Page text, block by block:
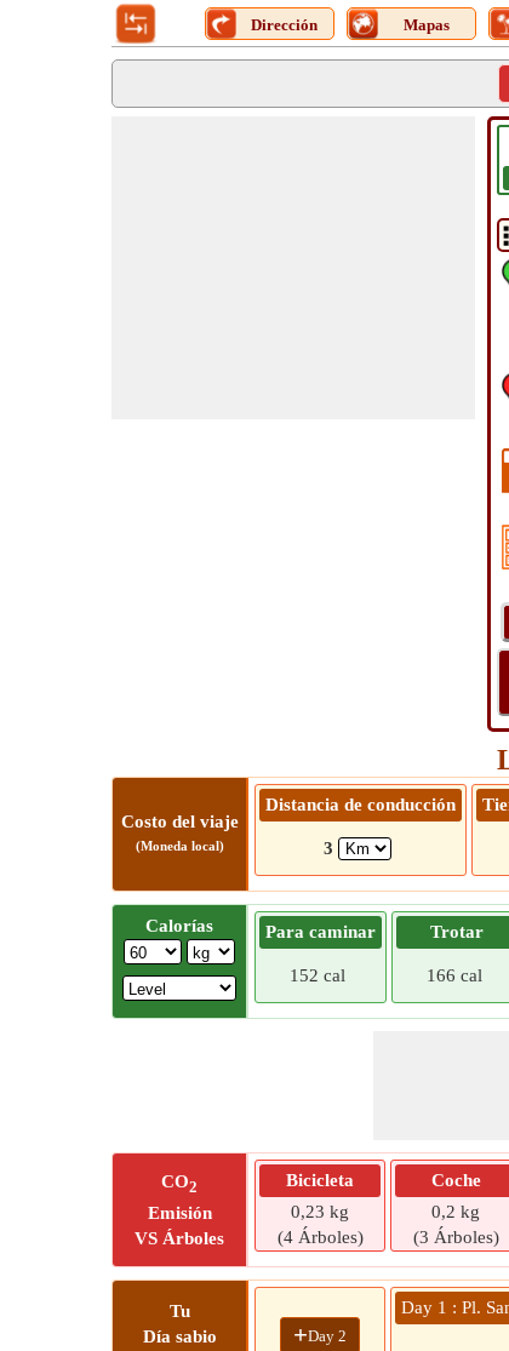
Dirección Mapas
Costo del viaje
(Moneda local)
Distancia de conducción
3
Calorías Para caminar
152 cal
Trotar
166 cal
CO2
Emisión
VS Árboles
Bicicleta
0,23 kg
(4 Árboles)
Coche
0,2 kg
(3 Árboles)
Tu
Día sabio
+Day 2
Day 1 : Pl.